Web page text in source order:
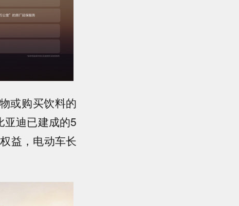
或购买饮料的
亚迪已建成的5
益，电动车长